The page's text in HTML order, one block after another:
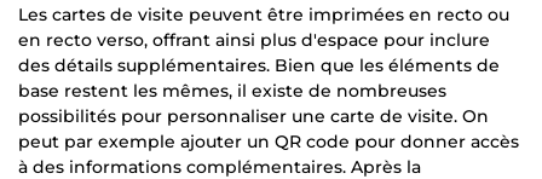
Les cartes de visite peuvent être imprimées en recto ou
en recto verso, offrant ainsi plus d'espace pour inclure
des détails supplémentaires. Bien que les éléments de
base restent les mêmes, il existe de nombreuses
possibilités pour personnaliser une carte de visite. On
peut par exemple ajouter un QR code pour donner accès
à des informations complémentaires. Après la